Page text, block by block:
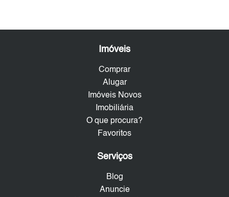
Imóveis
Comprar
Alugar
Imóveis Novos
Imobiliária
O que procura?
Favoritos
Serviços
Blog
Anuncie